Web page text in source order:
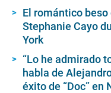
El romántico
Stephanie Cayo
York
“Lo he admirado
habla de
éxito de “Doc” en